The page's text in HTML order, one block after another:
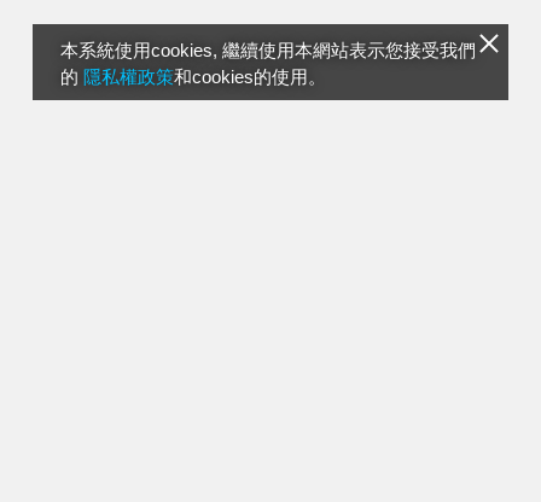
本系統使用cookies, 繼續使用本網站表示您接受我們
的 隱私權政策和cookies的使用。